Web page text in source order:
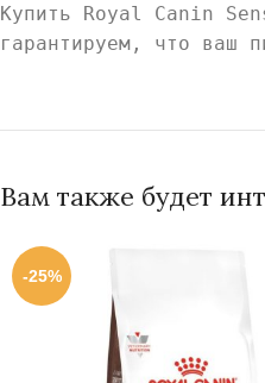
Купить Royal Canin
гарантируем, что ваш
Вам также будет
-25%